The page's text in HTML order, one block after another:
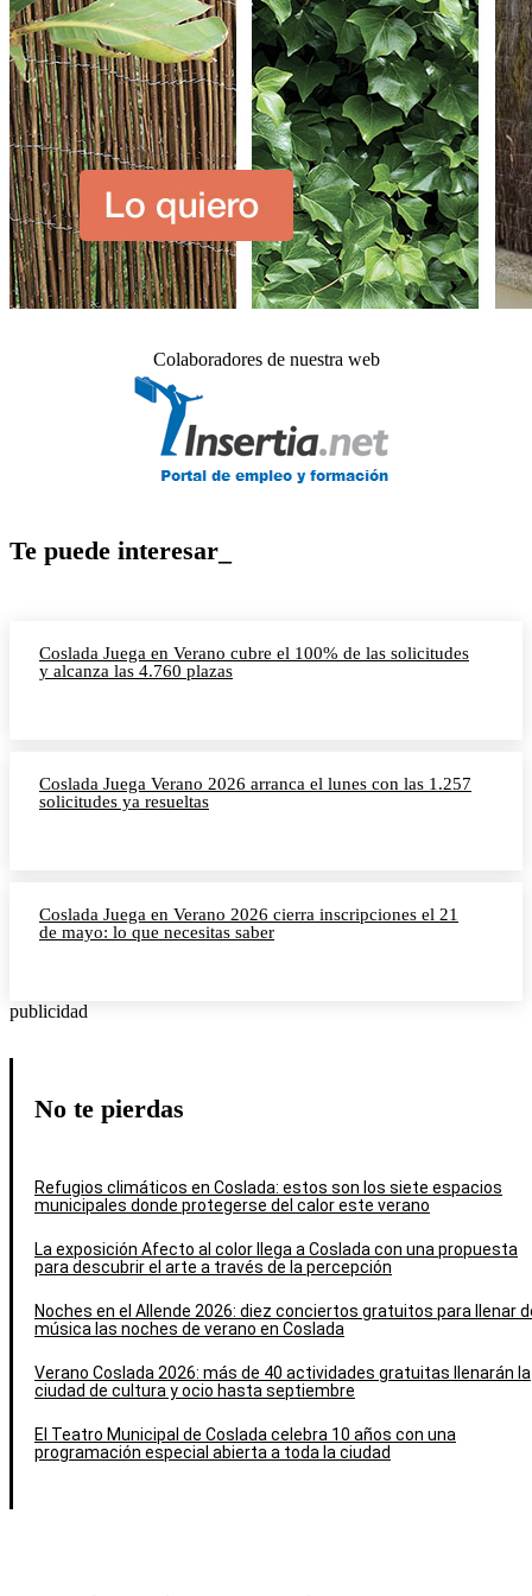
Colaboradores de nuestra web
Te puede interesar_
Coslada Juega en Verano cubre el 100% de las solicitudes
y alcanza las 4.760 plazas
Coslada Juega Verano 2026 arranca el lunes con las 1.257
solicitudes ya resueltas
Coslada Juega en Verano 2026 cierra inscripciones el 21
de mayo: lo que necesitas saber
publicidad
No te pierdas
Refugios climáticos en Coslada: estos son los siete espacios
municipales donde protegerse del calor este verano
La exposición Afecto al color llega a Coslada con una propuesta
para descubrir el arte a través de la percepción
Noches en el Allende 2026: diez conciertos gratuitos para llenar
música las noches de verano en Coslada
Verano Coslada 2026: más de 40 actividades gratuitas llenarán la
ciudad de cultura y ocio hasta septiembre
El Teatro Municipal de Coslada celebra 10 años con una
programación especial abierta a toda la ciudad